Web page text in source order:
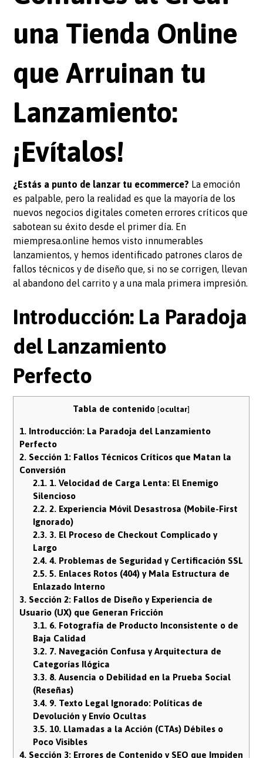
una Tienda Online
que Arruinan tu
Lanzamiento:
¡Evítalos!
¿Estás a punto de lanzar tu ecommerce? La emoción
es palpable, pero la realidad es que la mayoría de los
nuevos negocios digitales cometen errores críticos que
sabotean su éxito desde el primer día. En
miempresa.online hemos visto innumerables
lanzamientos, y hemos identificado patrones claros de
fallos técnicos y de diseño que, si no se corrigen, llevan
al abandono del carrito y a una mala primera impresión.
Introducción: La Paradoja
del Lanzamiento
Perfecto
Tabla de contenido [ocultar]
1. Introducción: La Paradoja del Lanzamiento
Perfecto
2. Sección 1: Fallos Técnicos Críticos que Matan la
Conversión
2.1. 1. Velocidad de Carga Lenta: El Enemigo
Silencioso
2.2. 2. Experiencia Móvil Desastrosa (Mobile-First
Ignorado)
2.3. 3. El Proceso de Checkout Complicado y
Largo
2.4. 4. Problemas de Seguridad y Certificación SSL
2.5. 5. Enlaces Rotos (404) y Mala Estructura de
Enlazado Interno
3. Sección 2: Fallos de Diseño y Experiencia de
Usuario (UX) que Generan Fricción
3.1. 6. Fotografía de Producto Inconsistente o de
Baja Calidad
3.2. 7. Navegación Confusa y Arquitectura de
Categorías Ilógica
3.3. 8. Ausencia o Debilidad en la Prueba Social
(Reseñas)
3.4. 9. Texto Legal Ignorado: Políticas de
Devolución y Envío Ocultas
3.5. 10. Llamadas a la Acción (CTAs) Débiles o
Poco Visibles
4. Sección 3: Errores de Contenido y SEO que Impiden